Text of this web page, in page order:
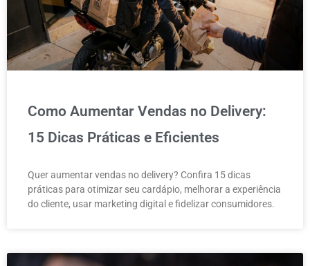
Como Aumentar Vendas no Delivery:
15 Dicas Práticas e Eficientes
Quer aumentar vendas no delivery? Confira 15 dicas
práticas para otimizar seu cardápio, melhorar a experiência
do cliente, usar marketing digital e fidelizar consumidores.